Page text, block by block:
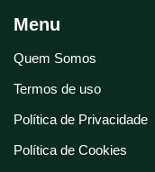
Menu
Quem Somos
Termos de uso
Política de Privacidade
Política de Cookies